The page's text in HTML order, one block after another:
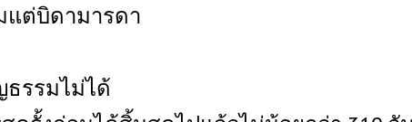
แต่บิดามารดา
รรมไม่ได้